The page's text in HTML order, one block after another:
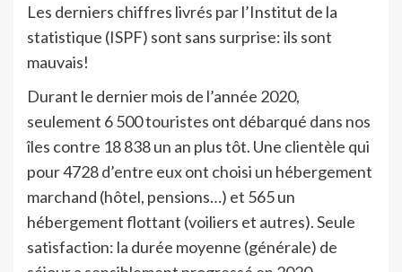
Les derniers chiffres livrés par l’Institut de la
statistique (ISPF) sont sans surprise: ils sont
mauvais!
Durant le dernier mois de l’année 2020,
seulement 6 500 touristes ont débarqué dans nos
îles contre 18 838 un an plus tôt. Une clientèle qui
pour 4728 d’entre eux ont choisi un hébergement
marchand (hôtel, pensions…) et 565 un
hébergement flottant (voiliers et autres). Seule
satisfaction: la durée moyenne (générale) de